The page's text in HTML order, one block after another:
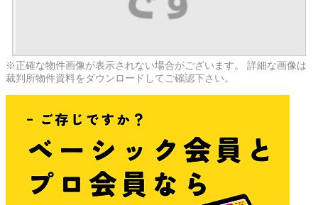
※正確な物件画像が表示されない場合がございます。 詳細な画像は
裁判所物件資料をダウンロードしてご確認下さい。